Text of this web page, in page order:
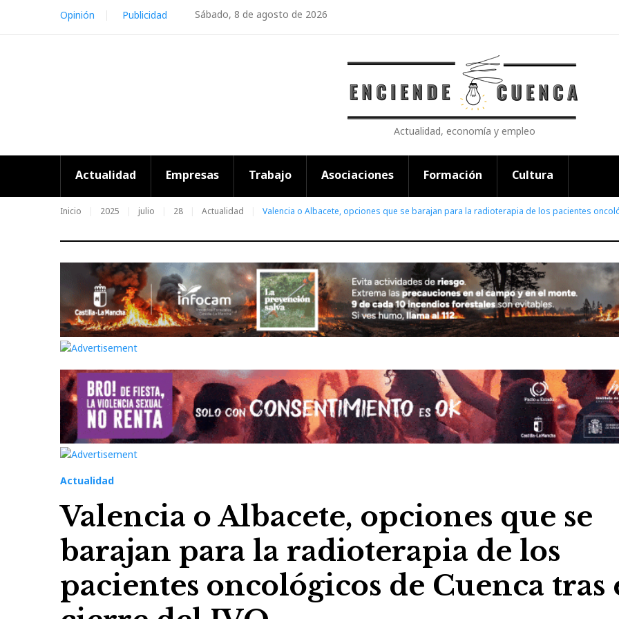
content
Sábado, 8 de agosto de 2026
Opinión Publicidad
Actualidad, economía y empleo
Actualidad Empresas Trabajo Asociaciones Formación Cultura
Inicio 2025 julio 28 Actualidad Valencia o Albacete, opciones que se barajan para la radioterapia de los pacientes
Actualidad
Valencia o Albacete, opciones que se
barajan para la radioterapia de los
pacientes oncológicos de Cuenca tras